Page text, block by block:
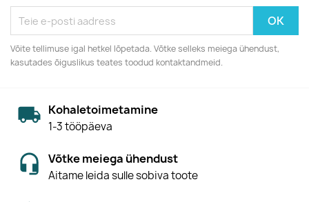
Võite tellimuse igal hetkel lõpetada. Võtke selleks meiega ühendust,
kasutades õiguslikus teates toodud kontaktandmeid.
Kohaletoimetamine
1-3 tööpäeva
Võtke meiega ühendust
Aitame leida sulle sobiva toote